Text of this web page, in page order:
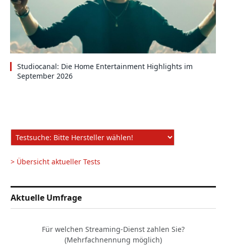
Studiocanal: Die Home Entertainment Highlights im
September 2026
> Übersicht aktueller Tests
Aktuelle Umfrage
Für welchen Streaming-Dienst zahlen Sie?
(Mehrfachnennung möglich)